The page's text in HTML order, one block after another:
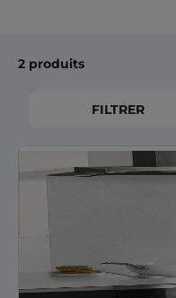
2 produits
FILTRER